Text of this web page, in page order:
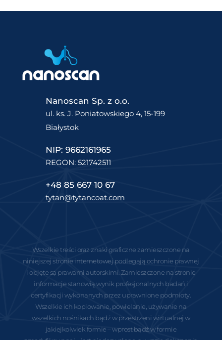
Nanoscan Sp. z o.o.
ul. ks. J. Poniatowskiego 4, 15-199
Białystok
NIP: 9662161965
REGON: 521742511
+48 85 667 10 67
tytan@tytancoat.com
Wszelkie treści oraz znaki graficzne zamieszczone na
niniejszej stronie internetowej podlegają ochronie prawnej
i objęte są prawami autorskimi. Zamieszczone na stronie
informacje stanowią wynik profesjonalnych badań i
certyfikacji wykonanych przez uprawnione podmioty.
Wszelkie ich kopiowanie, powielanie, używanie na
wszelkich nośnikach bądź w przestrzeni wirtualnej w
jakiejkolwiek formie – wprost bądź w formie